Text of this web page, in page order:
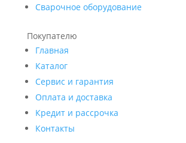
Сварочное оборудование
Покупателю
Главная
Каталог
Сервис и гарантия
Оплата и доставка
Кредит и рассрочка
Контакты